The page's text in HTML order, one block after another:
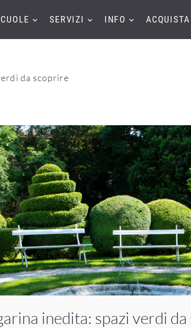
SERVIZI INFO
da scoprire
inedita: spazi verdi